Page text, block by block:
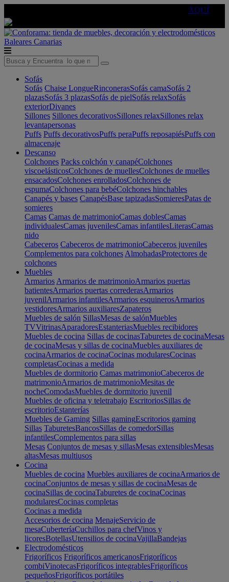
AQUÍ
Baleares Canarias
Sofás
Sofás Chaise LongueRinconerasSofás camaSofás 2
plazasSofás 3 plazasSofás de pielSofás relaxSofás
exteriorDivanes
Sillones Sillones decorativosSillones relaxSillones relax
levantapersonas
Puffs Puffs decorativosPuffs peraPuffs reposapiésPuffs con
almacenaje
Descanso
Colchones Packs colchón y canapéColchones
viscoelásticosColchones de muellesColchones de muelles
ensacadosColchones enrolladosColchones de
espumaColchones para bebéColchones hinchables
Canapés y bases CanapésBase tapizadasSomieresPatas de
somieres
Camas Camas de matrimonioCamas doblesCamas
individualesCamas juvenilesCamas infantilesLiterasCamas
nido
Cabeceros Cabeceros de matrimonioCabeceros juveniles
Complementos para colchones AlmohadasProtectores de
colchones
Muebles
Armarios Armarios de matrimonioArmarios puertas
batientesArmarios puertas correderasArmarios
juvenilArmarios infantilesArmarios esquinerosArmarios
vestidoresArmarios auxiliaresZapateros
Muebles de salón SillasMesas de salónMuebles
TVVitrinasAparadoresEstanteriasMuebles recibidores
Muebles de cocina Sillas de cocinasTaburetes de cocinaMesas
de cocinaMesas y sillas de cocinaMuebles auxiliares de
cocinaArmarios de cocinaCocinas modularesCocinas
completasCocinas a medida
Muebles de dormitorio Camas matrimonioCabeceros de
matrimonioArmarios de matrimonioMesitas de
nocheComodasMuebles de dormitorio juvenil
Muebles de oficina y teletrabajo EscritoriosSillas de
escritorioEstanterías
Muebles de Gaming Sillas gamingEscritorios gaming
Sillas TaburetesBancosSillas de comedorSillas
infantilesComplementos para sillas
Mesas Conjuntos de mesas y sillasMesas extensiblesMesas
altasMesas multiusos
Cocina
Muebles de cocina Muebles auxiliares de cocinaArmarios de
cocinaConjuntos de mesas y sillas de cocinaMesas de
cocinaSillas de cocinaTaburetes de cocinaCocinas
modularesCocinas completas
Cocinas a medida
Accesorios de cocina MenajeServicio de
mesaCuberteríaCuchillos para chefVinos y
licoresBotellasUtensilios de cocinaVajillaBandejas
Electrodomésticos
Frigoríficos Frigoríficos americanosFrigoríficos
combiVinotecasFrigoríficos integrablesFrigoríficos
pequeñosFrigoríficos portátiles